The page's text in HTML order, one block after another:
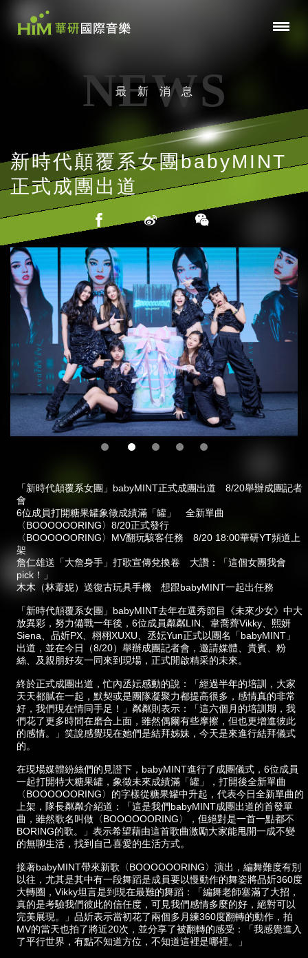
最新消息
NEWS
新時代顛覆系女團babyMINT
正式成團出道
「新時代顛覆系女團」babyMINT正式成團出道 8/20舉辦成團記者
會
6位成員打開糖果罐象徵成績滿「罐」 全新單曲
〈BOOOOOORING〉8/20正式發行
〈BOOOOOORING〉MV翻玩駭客任務 8/20 18:00華研YT頻道上
架
詹仁雄送「大詹身手」打歌宣傳兌換卷 大讚：「這個女團我會
pick！」
木木（林葦妮）送復古玩具手機 想跟babyMINT一起出任務
「新時代顛覆系女團」babyMINT去年在選秀節目《未來少女》中大
放異彩，努力備戰一年後，6位成員粼粼LIN、韋喬薺Vikky、熙妍
Siena、品妡PX、栩栩XUXU、丞妘Yun正式以團名「babyMINT」
出道，並在今日（8/20）舉辦成團記者會，邀請媒體、貴賓、粉
絲、及親朋好友一同來到現場，正式開啟精采的未來。
終於正式成團出道，忙內丞妘感動的說：「經過半年的培訓，大家
天天都膩在一起，默契或是團隊凝聚力都提高很多，感情真的非常
好，我們現在情同手足！」粼粼則表示：「這六個月的培訓期，我
們花了更多時間在磨合上面，雖然偶爾有些摩擦，但也更增進彼此
的感情。」笑說感覺現在她們是結拜姊妹，今天是來進行結拜儀式
的。
在現場媒體紛絲們的見證下，babyMINT進行了成團儀式，6位成員
一起打開特大糖果罐，象徵未來成績滿「罐」，打開後全新單曲
〈BOOOOOORING〉的字樣從糖果罐中升起，代表今日全新單曲的
上架，隊長粼粼介紹道：「這是我們babyMINT成團出道的首發單
曲，雖然歌名叫做〈BOOOOOORING〉，但絕對是一首一點都不
BORING的歌。」表示希望藉由這首歌曲激勵大家能甩開一成不變
的無聊生活，找到自己喜愛的生活方式。
接著babyMINT帶來新歌〈BOOOOOORING〉演出，編舞難度有別
以往，尤其是其中有一段舞蹈是成員要以慢動作的舞姿將品妡360度
大轉圈，Vikky坦言是到現在最難的舞蹈：「編舞老師塞滿了大招，
真的是考驗我們彼此的信任度，可見我們感情多麼的好，絕對可以
完美展現。」品妡表示當初花了兩個多月練360度翻轉的動作，拍
MV的當天也拍了將近20次，並分享了被翻轉的感受：「我感覺進入
了平行世界，有點不知道方位，不知道這裡是哪裡。」